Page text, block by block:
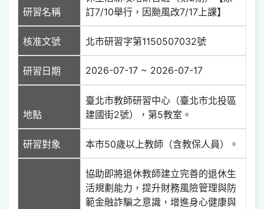
研習名稱
訂7/10舉行，因颱風改7/17上課】
核准文號 北市研習字第1150507032號
研習日期 2026-07-17 ~ 2026-07-17
地點
臺北市教師研習中心（臺北市北投區
建國街2號），第5教室。
研習對象 本市50歲以上教師（含教保人員）。
協助即將退休教師建立完善的退休生
活規劃能力，提升財務風險管理與防
範金融詐騙之意識，增進身心健康與